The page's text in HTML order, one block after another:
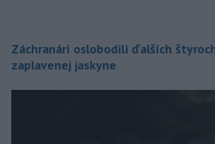
Záchranári oslobodili ďalších
zaplavenej jaskyne